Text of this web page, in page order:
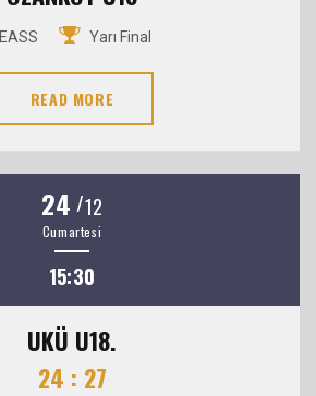
EASS Yarı Final
READ MORE
24 /12
Cumartesi
15:30
UKÜ U18.
24 : 27